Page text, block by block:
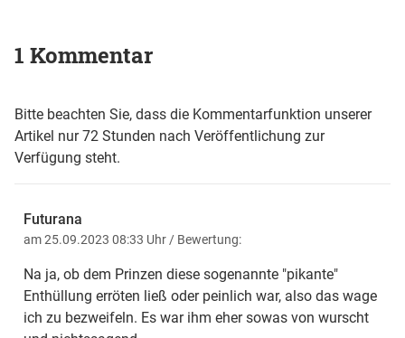
1 Kommentar
Bitte beachten Sie, dass die Kommentarfunktion unserer
Artikel nur 72 Stunden nach Veröffentlichung zur
Verfügung steht.
Futurana
am 25.09.2023 08:33 Uhr / Bewertung:
Na ja, ob dem Prinzen diese sogenannte "pikante"
Enthüllung erröten ließ oder peinlich war, also das wage
ich zu bezweifeln. Es war ihm eher sowas von wurscht